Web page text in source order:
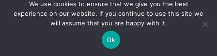
jouent un…
Lire la suite
We use cookies to ensure that we give you the best
experience on our website. If you continue to use this site we
will assume that you are happy with it.
Ok